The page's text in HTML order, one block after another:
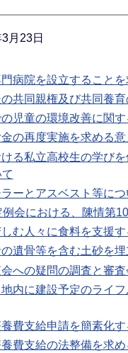
月23日
病院を設立すること
共同親権及び共同養
児童の環境改善に関
の再度実施を求める
る私立高校生の学び
ーとアスベスト等につ
会における、陳情第
む人々に食料を支援
遺骨等を含む土砂を
への疑問の調査と審
内に建設予定のライ
費支給申請を簡素化
費支給の法整備を求